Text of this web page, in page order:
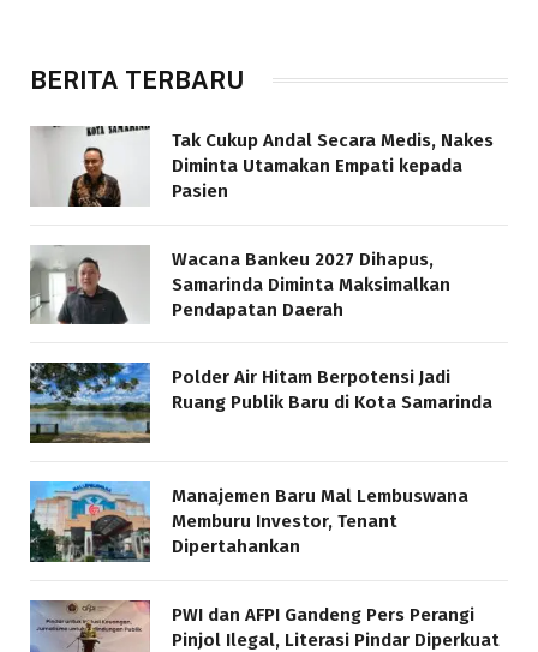
BERITA TERBARU
Tak Cukup Andal Secara Medis, Nakes
Diminta Utamakan Empati kepada
Pasien
Wacana Bankeu 2027 Dihapus,
Samarinda Diminta Maksimalkan
Pendapatan Daerah
Polder Air Hitam Berpotensi Jadi
Ruang Publik Baru di Kota Samarinda
Manajemen Baru Mal Lembuswana
Memburu Investor, Tenant
Dipertahankan
PWI dan AFPI Gandeng Pers Perangi
Pinjol Ilegal, Literasi Pindar Diperkuat